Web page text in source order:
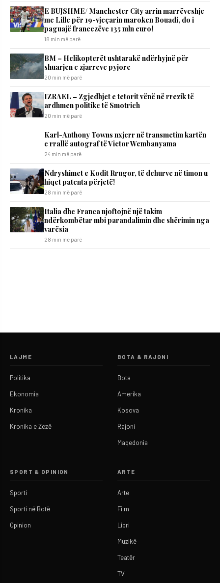
E BUJSHME/ Manchester City arrin marrëveshje
me Lille për 19-vjeçarin maroken Bouadi, do i
paguajë francezëve 135 mln euro!
18 min më parë
BM – Helikopterët ushtarakë ndërhyjnë për
shuarjen e zjarreve pyjore
20 min më parë
IZRAEL – Zgjedhjet e tetorit vënë në rrezik të
ardhmen politike të Smotrich
20 min më parë
Karl-Anthony Towns nxjerr në transmetim kartën
e rrallë autograf të Victor Wembanyama
24 min më parë
Ndryshimet e Kodit Rrugor, të dehurve në timon u
hiqet patenta përjetë!
28 min më parë
Italia dhe Franca njoftojnë një takim
ndërkombëtar mbi parandalimin dhe shërimin nga
varësia
28 min më parë
LAJME
Politika
Ekonomia
Kronika
Kronika e Zezë
BOTA & RAJONI
Bota
Amerika
Kosova
Rajoni
Maqedonia
SPORT & OPINION
Sporti
Sporti në Botë
Opinion
ARTE
Arte
Film
Libri
Muzikë
Teatër
TV